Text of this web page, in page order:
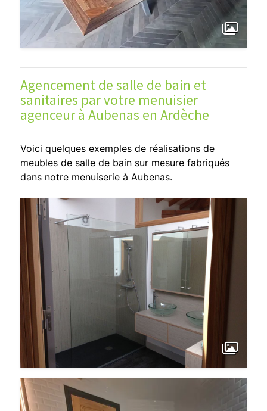
Agencement de salle de bain et
sanitaires par votre menuisier
agenceur à Aubenas en Ardèche
Voici quelques exemples de réalisations de
meubles de salle de bain sur mesure fabriqués
dans notre menuiserie à Aubenas.